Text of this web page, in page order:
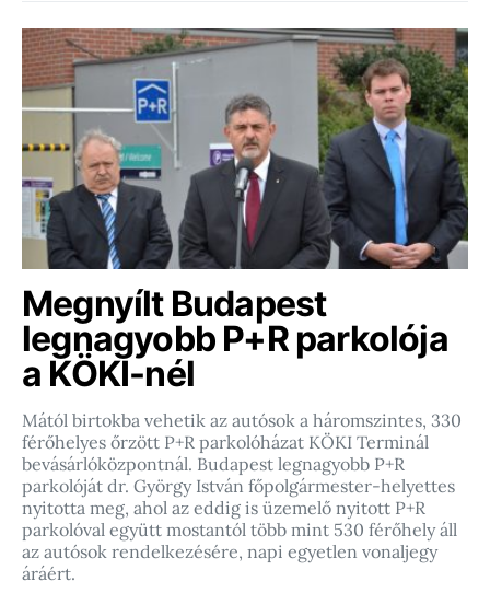
Megnyílt Budapest
legnagyobb P+R parkolója
a KÖKI-nél
Mától birtokba vehetik az autósok a háromszintes, 330
férőhelyes őrzött P+R parkolóházat KÖKI Terminál
bevásárlóközpontnál. Budapest legnagyobb P+R
parkolóját dr. György István főpolgármester-helyettes
nyitotta meg, ahol az eddig is üzemelő nyitott P+R
parkolóval együtt mostantól több mint 530 férőhely áll
az autósok rendelkezésére, napi egyetlen vonaljegy
áráért.